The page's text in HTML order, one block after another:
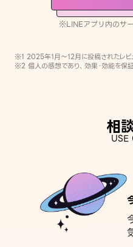
※LINEアプリ内のサ
※1 2025年1月〜12月に投稿されたレビ
※2 個人の感想であり、効果・効能を保
相
USE